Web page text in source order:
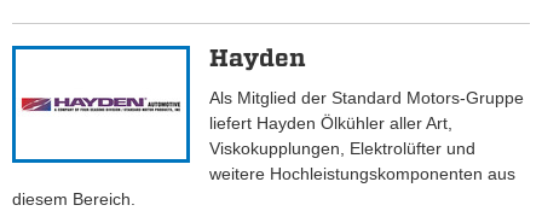
Hayden
Als Mitglied der Standard Motors-Gruppe
liefert Hayden Ölkühler aller Art,
Viskokupplungen, Elektrolüfter und
weitere Hochleistungskomponenten aus
diesem Bereich.